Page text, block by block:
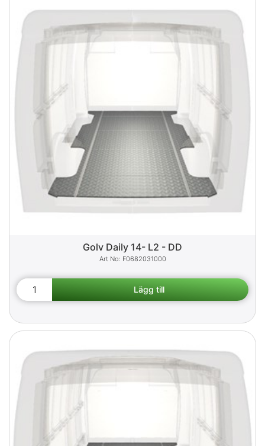
Golv Daily 14- L2 - DD
F0682031000